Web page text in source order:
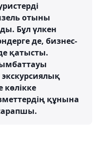
отыны
Бұл үлкен
де, бизнес-
қатысты.
құнына